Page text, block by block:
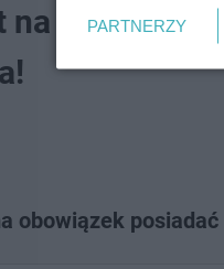
pieszego?
obowiązek
PARTNERZY